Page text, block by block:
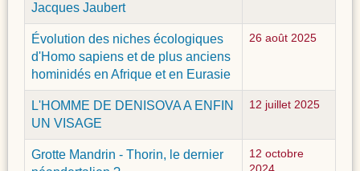
Jacques Jaubert
Évolution des niches écologiques
d'Homo sapiens et de plus anciens
hominidés en Afrique et en Eurasie
26 août 2025
L'HOMME DE DENISOVA A ENFIN
UN VISAGE
12 juillet 2025
Grotte Mandrin - Thorin, le dernier
12 octobre